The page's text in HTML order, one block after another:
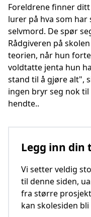
Foreldrene finner
lurer på hva som
selvmord. De spør
Rådgiveren på
teorien, når hun
voldtatte jenta hun
stand til å gjøre alt",
ingen bryr seg nok
hendte..
Legg inn din
Vi setter veldig
til denne siden,
fra større
kan skolesiden